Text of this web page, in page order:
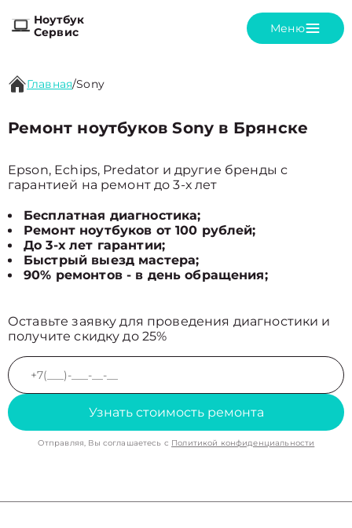
Ноутбук
Сервис
Меню
Главная/Sony
Ремонт ноутбуков Sony в Брянске
Epson, Echips, Predator и другие бренды с
гарантией на ремонт до 3-х лет
Бесплатная диагностика;
Ремонт ноутбуков от 100 рублей;
До 3-х лет гарантии;
Быстрый выезд мастера;
90% ремонтов - в день обращения;
Оставьте заявку для проведения диагностики и
получите скидку до 25%
Узнать стоимость ремонта
Отправляя, Вы соглашаетесь с Политикой конфиденциальности